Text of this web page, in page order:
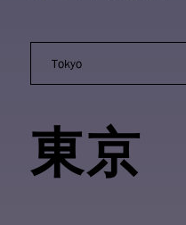
東京